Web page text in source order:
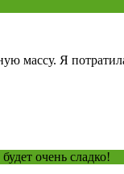
массу. Я
очень сладко!